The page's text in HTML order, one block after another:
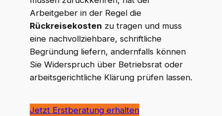
Arbeitgeber in der Regel die
Rückreisekosten zu tragen und muss
eine nachvollziehbare, schriftliche
Begründung liefern, andernfalls können
Sie Widerspruch über Betriebsrat oder
arbeitsgerichtliche Klärung prüfen lassen.
Jetzt Erstberatung erhalten